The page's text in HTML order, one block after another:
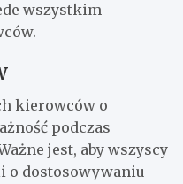
wszystkim
kierowców o
podczas
jest, aby wszyscy
o dostosowywaniu